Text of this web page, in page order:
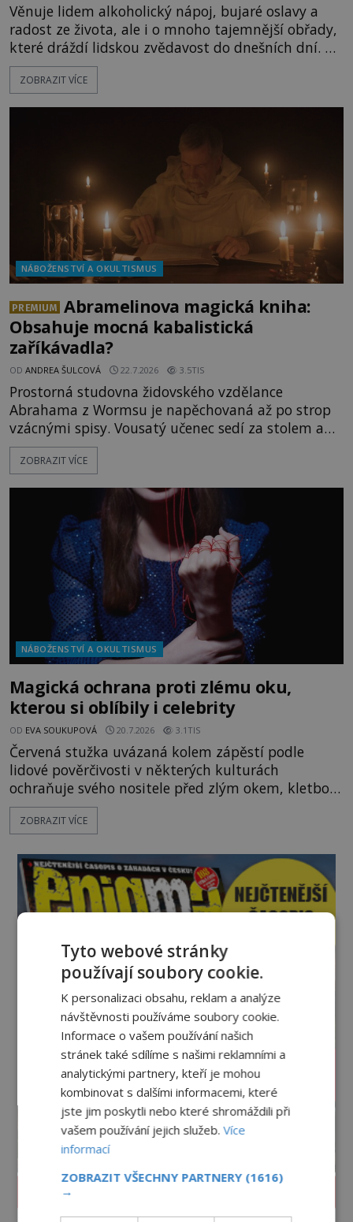
Věnuje lidem alkoholický nápoj, bujaré oslavy a
radost ze života, ale i o mnoho tajemnější obřady,
které dráždí lidskou zvědavost do dnešních dní. Co
doopravdy představuje bůh, jemuž Římané říkají
Bakchus? Mytologický příběh řeckého boha
ZOBRAZIT VÍCE
NÁBOŽENSTVÍ A OKULTISMUS
PREMIUM
Abramelinova magická kniha:
Obsahuje mocná kabalistická
zaříkávadla?
OD ANDREA ŠULCOVÁ 22.7.2026 3.5TIS
Prostorná studovna židovského vzdělance
Abrahama z Wormsu je napěchovaná až po strop
vzácnými spisy. Vousatý učenec sedí za stolem a
před sebou má rozložený jeden z nejzáhadnějších
magických textů. Jde o Abramelinův grimoár, který
kouzla, jak si někteří myslí, nebo jde o pouhou
pověru? Už šest měsíců pobývá
ZOBRAZIT VÍCE
NÁBOŽENSTVÍ A OKULTISMUS
Magická ochrana proti zlému oku,
kterou si oblíbily i celebrity
OD EVA SOUKUPOVÁ 20.7.2026 3.1TIS
Červená stužka uvázaná kolem zápěstí podle
lidové pověrčivosti v některých kulturách
ochraňuje svého nositele před zlým okem, kletbou,
která může přivodit neštěstí či nemoc. S tímto
nenápadným symbolem magické ochrany lze
nebo Leonarda DiCapria. Na Blízkém východě a v
židovských komunitách po celém světě, je
ZOBRAZIT VÍCE
Tyto webové stránky
používají soubory cookie.
K personalizaci obsahu, reklam a analýze
návštěvnosti používáme soubory cookie.
Informace o vašem používání našich
stránek také sdílíme s našimi reklamními a
analytickými partnery, kteří je mohou
kombinovat s dalšími informacemi, které
jste jim poskytli nebo které shromáždili při
vašem používání jejich služeb.Více
informací
ZOBRAZIT VŠECHNY PARTNERY (1616)
→